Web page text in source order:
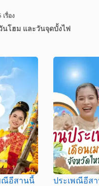
เรื่อง
นโฮม และวันจุดบั้งไฟ
ณีอีสานนี้
ประเพณีอีส